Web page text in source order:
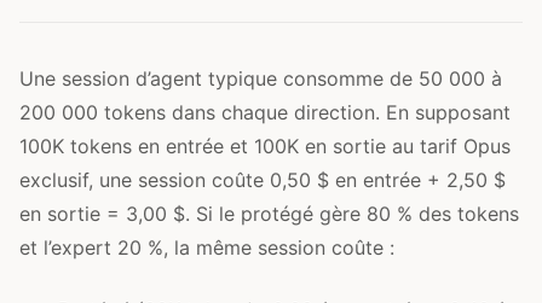
Une session d’agent typique consomme de 50 000 à
200 000 tokens dans chaque direction. En supposant
100K tokens en entrée et 100K en sortie au tarif Opus
exclusif, une session coûte 0,50 $ en entrée + 2,50 $
en sortie = 3,00 $. Si le protégé gère 80 % des tokens
et l’expert 20 %, la même session coûte :